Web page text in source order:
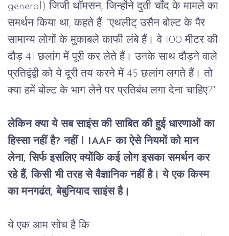
general) जिजी थॉमसन, जिन्होंने दुती चाँद के मामले का
समर्थन किया था, कहते हैं: “एथलीट् उसैन बोल्ट के पैर
सामान्य लोगों के मुकाबले काफी लंबे हैं। वे 100 मीटर की
दौड़ 41 छलांग में पूरी कर लेते हैं। उनके साथ दौड़ने वाले
प्रतिद्वंद्वी को ये दूरी तय करने में 45 छलांग लगते हैं। तो
क्या हमें बोल्ट के भाग लेने पर प्रतिबंध लगा देना चाहिए?"
लेकिन क्या ये सब साइंस की साबित की हुई धारणाओं का
हिस्सा नहीं है? नहीं l IAAF का ऐसे नियमों को मान
लेना, सिर्फ इसलिए क्योंकि कई लोग इसका समर्थन कर
रहे हैं, किसी भी तरह से वैज्ञानिक नहीं है। ये एक किस्म
का मनगढंत, बेबुनियाद साइंस है।
ये एक आम सोच है कि